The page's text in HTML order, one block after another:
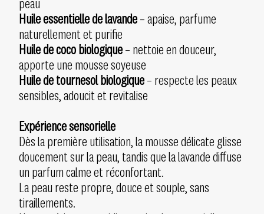
peau
Huile essentielle de lavande – apaise, parfume
naturellement et purifie
Huile de coco biologique – nettoie en douceur,
apporte une mousse soyeuse
Huile de tournesol biologique – respecte les peaux
sensibles, adoucit et revitalise
Expérience sensorielle
Dès la première utilisation, la mousse délicate glisse
doucement sur la peau, tandis que la lavande diffuse
un parfum calme et réconfortant.
La peau reste propre, douce et souple, sans
tiraillements.